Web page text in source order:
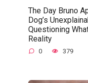
The Day Bruno
Dog’s
Questioning
Reality
0 379